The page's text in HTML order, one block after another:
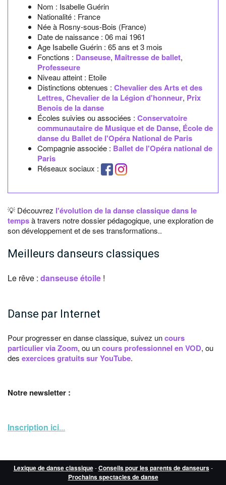
Nom : Isabelle Guérin
Nationalité : France
Née à Rosny-sous-Bois (France)
Date de naissance : 06 mai 1961
Age Isabelle Guérin : 65 ans et 3 mois
Fonctions : Danseuse, Maîtresse de ballet,
Professeure
Niveau atteint : Etoile
Distinctions obtenues : Chevalier des Arts et des
Lettres, Chevalier de la Légion d'honneur, Prix
Benois de la danse
Écoles suivies ou associées : Conservatoire
communautaire de Musique et de Danse, École de
danse du Ballet de l'Opéra National de Paris
Compagnie associée : Ballet de l'Opéra national de
Paris
Réseaux sociaux :
💡 Découvrez l'évolution de la danse classique dans le
tempsà travers notre dossier pédagogique, une exploration de
son développement et de ses transformations..
Meilleurs danseurs classiques
Le rêve : danseuse étoile !
Danse par Internet
Pour progresser en danse classique, suivez uncours
particulier via Zoom, ou uncours professionnel en VOD, ou
des exercices gratuits sur YouTube.
Notre newsletter :
Inscription ici...
Lexique de danse classique-Conseils pour les parents de danseurs-
Prochains spectacles de danse